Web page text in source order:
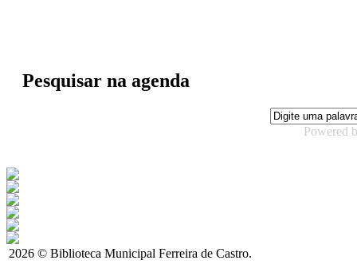
Pesquisar na agenda
Powered
2026 © Biblioteca Municipal Ferreira de Castro.